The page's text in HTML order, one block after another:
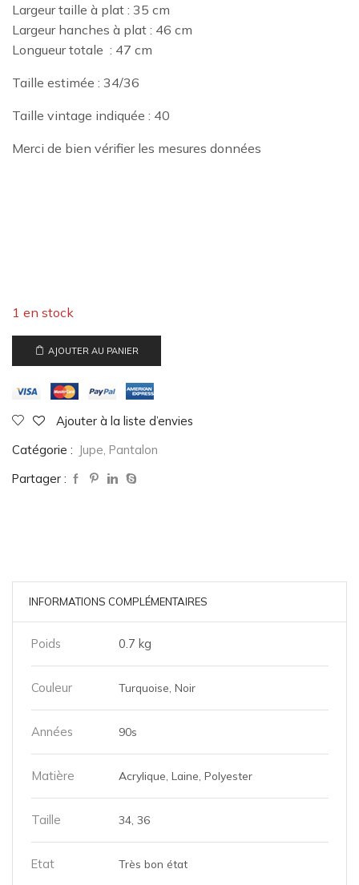
Largeur taille à plat : 35 cm
Largeur hanches à plat : 46 cm
Longueur totale : 47 cm
Taille estimée : 34/36
Taille vintage indiquée : 40
Merci de bien vérifier les mesures données
1 en stock
AJOUTER AU PANIER
Ajouter à la liste d’envies
Catégorie : Jupe, Pantalon
Partager :
INFORMATIONS COMPLÉMENTAIRES
Poids 0.7 kg
Couleur Turquoise, Noir
Années 90s
Matière Acrylique, Laine, Polyester
Taille 34, 36
Etat Très bon état